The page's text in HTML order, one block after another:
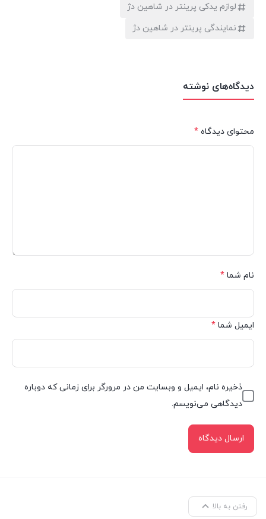
لوازم یدکی پرینتر در شاهین دژ
نمایندگی پرینتر در شاهین دژ
دیدگاه‌های نوشته
محتوای دیدگاه *
نام شما *
ایمیل شما *
ذخیره نام، ایمیل و وبسایت من در مرورگر برای زمانی که دوباره
دیدگاهی می‌نویسم.
رفتن به بالا